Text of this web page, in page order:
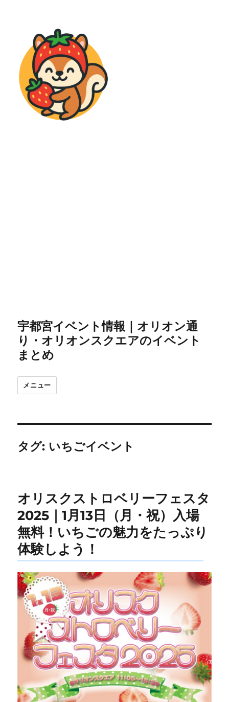
宇都宮イベント情報｜オリオン通
り・オリオンスクエアのイベント
まとめ
メニュー
タグ: いちごイベント
オリスクストロベリーフェスタ
2025｜1月13日（月・祝）入場
無料！いちごの魅力をたっぷり
体験しよう！